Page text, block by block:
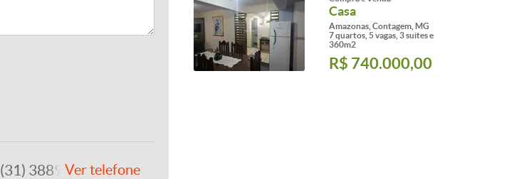
(31) 3889-4765Ver telefone
Casa
Amazonas, Contagem, MG
7 quartos, 5 vagas, 3 suites e
360m2
R$ 740.000,00